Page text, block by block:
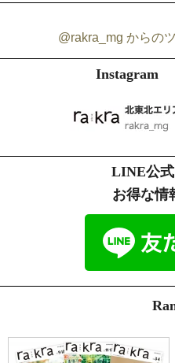
@rakra_mg からの
Instagram
LINE公
お得な情